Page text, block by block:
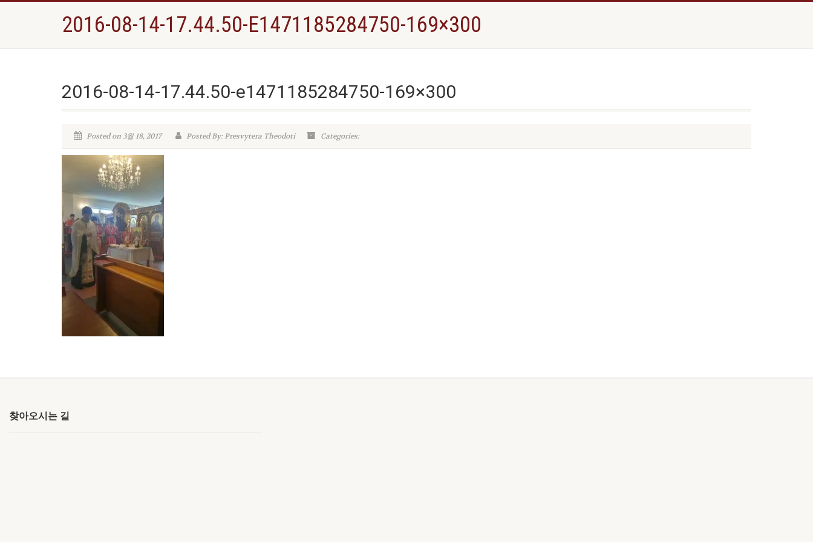
2016-08-14-17.44.50-E1471185284750-169×300
2016-08-14-17.44.50-e1471185284750-169×300
Posted on 3월 18, 2017 Posted By: Presvytera Theodoti Categories:
찾아오시는 길